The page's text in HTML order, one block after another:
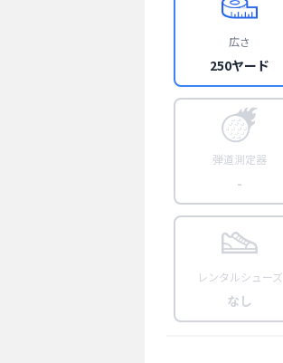
広さ
250ヤード
弾道測定器
-
レンタルシューズ
なし